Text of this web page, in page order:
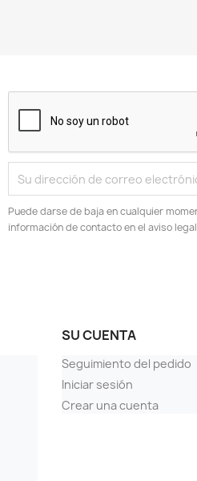
Puede darse de baja en cualquier
información de contacto en el aviso
SU CUENTA
Seguimiento del pedido
Iniciar sesión
Crear una cuenta